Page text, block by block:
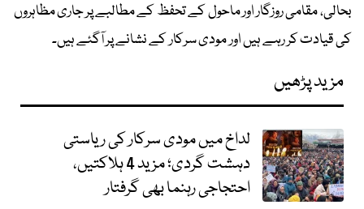
بحالی، مقامی روزگار اور ماحول کے تحفظ کے مطالبے پر جاری مظاہروں
کی قیادت کر رہے ہیں اور مودی سرکار کے نشانے پر آگئے ہیں۔
مزید پڑھیں
لداخ میں مودی سرکار کی ریاستی
دہشت گردی؛ مزید 4 ہلاکتیں،
احتجاجی رہنما بھی گرفتار